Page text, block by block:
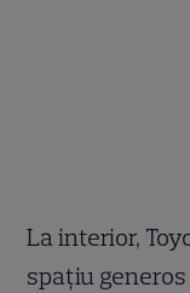
La interior,
spațiu